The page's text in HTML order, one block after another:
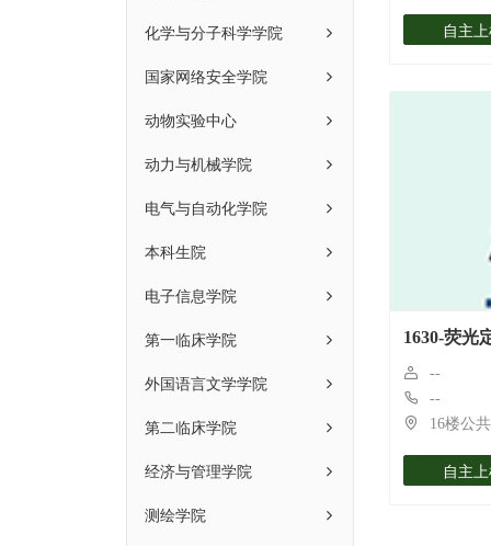
化学与分子科学学院
国家网络安全学院
动物实验中心
动力与机械学院
电气与自动化学院
本科生院
电子信息学院
第一临床学院
外国语言文学学院
第二临床学院
经济与管理学院
测绘学院
自主
1630-荧光
--
--
16楼公
自主